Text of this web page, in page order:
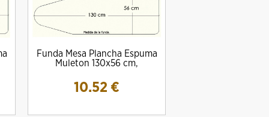
Funda Mesa Plancha Espuma
Muleton 130x56 cm,
10.52 €